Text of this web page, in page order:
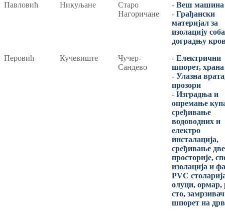
Павловић
Никуљане
Старо
Нагоричане
- Веш машина
- Грађански
материјал за
изолацију
доградњу
Перовић
Кучевиште
Чучер-
Сандево
- Електрични
шпорет, храна
- Улазна
прозори
- Изградња и
опремање
сређивање
водоводних и
електро
инсталација,
сређивање две
просторије,
изолација и
PVC
олуци, ормар,
сто,
шпорет на